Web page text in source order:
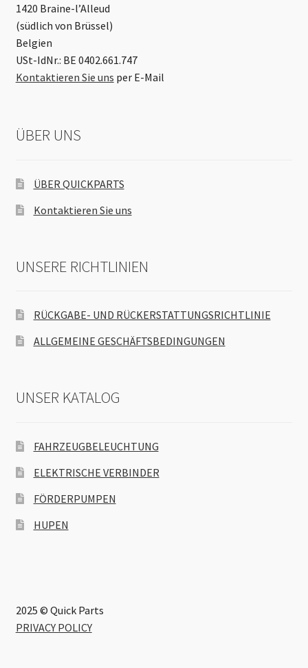
1420 Braine-l’Alleud
(südlich von Brüssel)
Belgien
USt-IdNr.: BE 0402.661.747
Kontaktieren Sie uns per E-Mail
ÜBER UNS
ÜBER QUICKPARTS
Kontaktieren Sie uns
UNSERE RICHTLINIEN
RÜCKGABE- UND RÜCKERSTATTUNGSRICHTLINIE
ALLGEMEINE GESCHÄFTSBEDINGUNGEN
UNSER KATALOG
FAHRZEUGBELEUCHTUNG
ELEKTRISCHE VERBINDER
FÖRDERPUMPEN
HUPEN
2025 © Quick Parts
PRIVACY POLICY